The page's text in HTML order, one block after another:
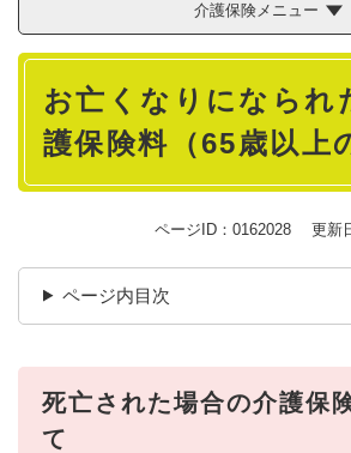
介護保険メニュー
本
お亡くなりになられ
護保険料（65歳以上
ページID：0162028 更新
ページ内目次
死亡された場合の介護保
て